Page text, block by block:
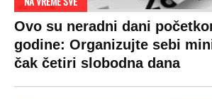
Ovo su neradni dani
godine: Organizujte sebi
čak četiri slobodna dana